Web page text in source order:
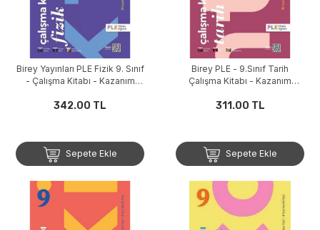
Birey Yayınları PLE Fizik 9. Sınıf
- Çalışma Kitabı - Kazanım
342.00 TL
Sepete Ekle
Birey PLE - 9.Sınıf Tarih
Çalışma Kitabı - Kazanım
311.00 TL
Sepete Ekle